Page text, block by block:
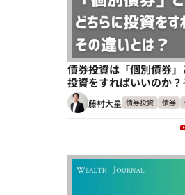
債券投資は「個別債券
投資をすればいいのか？
藤村大星 債券投資 債券